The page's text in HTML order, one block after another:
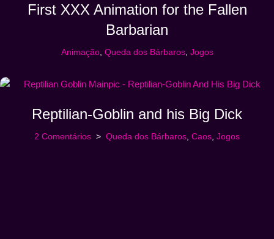
First XXX Animation for the Fallen
Barbarian
Animação, Queda dos Bárbaros, Jogos
Reptilian-Goblin and his Big Dick
2 Comentários Queda dos Bárbaros Caos Jogos